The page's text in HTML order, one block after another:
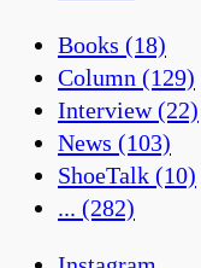
Books (18)
Column (129)
Interview(22)
News (103)
ShoeTalk (10)
... (282)